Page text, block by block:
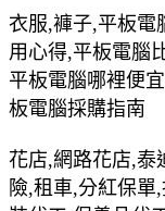
衣服,褲子,平板電
用心得,平板電腦
平板電腦哪裡便
板電腦採購指南
花店,網路花店,泰
險,租車,分紅保單